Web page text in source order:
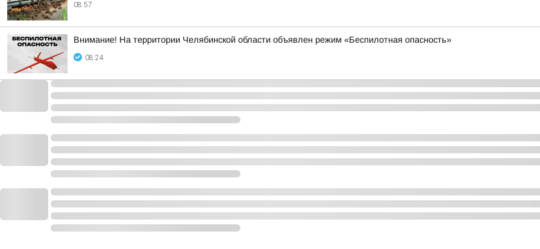
08:57
Внимание! На территории Челябинской области объявлен режим «Беспилотная опасность»
08:24